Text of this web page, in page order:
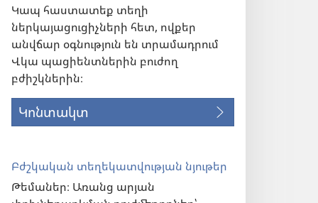
Կապ հաստատեք տեղի
ներկայացուցիչների հետ, ովքեր
անվճար օգնություն են տրամադրում
Վկա պացիենտներին բուժող
բժիշկներին։
Կոնտակտ
Բժշկական տեղեկատվության նյութեր
Թեմաներ։ Առանց արյան